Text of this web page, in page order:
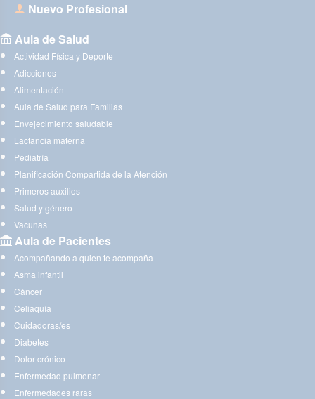
Nuevo Profesional
Aula de Salud
Actividad Física y Deporte
Adicciones
Alimentación
Aula de Salud para Familias
Envejecimiento saludable
Lactancia materna
Pediatría
Planificación Compartida de la Atención
Primeros auxilios
Salud y género
Vacunas
Aula de Pacientes
Acompañando a quien te acompaña
Asma infantil
Cáncer
Celiaquía
Cuidadoras/es
Diabetes
Dolor crónico
Enfermedad pulmonar
Enfermedades raras